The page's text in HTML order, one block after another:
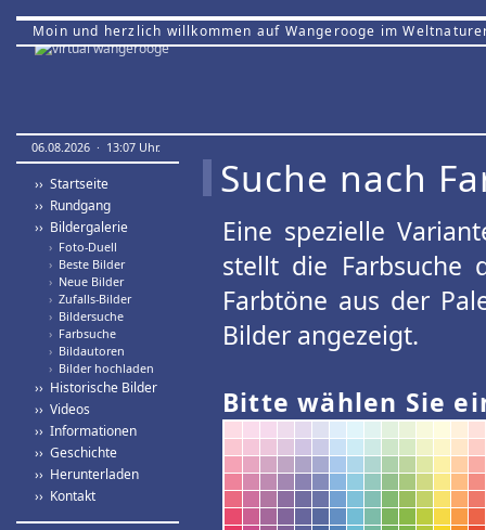
Moin und herzlich willkommen auf Wangerooge im
06.08.2026 · 13:07 Uhr.
›› Startseite
›› Rundgang
›› Bildergalerie
› Foto-Duell
› Beste Bilder
› Neue Bilder
› Zufalls-Bilder
› Bildersuche
› Farbsuche
› Bildautoren
› Bilder hochladen
›› Historische Bilder
›› Videos
›› Informationen
›› Geschichte
›› Herunterladen
›› Kontakt
Suche nach
Eine spezielle
stellt die Farbsuche
Farbtöne aus der
Bilder angezeigt.
Bitte wählen Sie